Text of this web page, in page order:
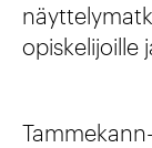
opiskelijoille